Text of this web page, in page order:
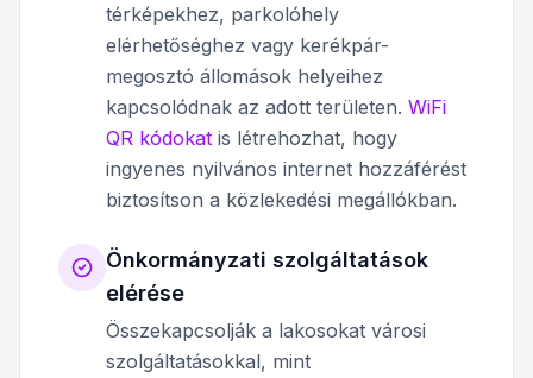
térképekhez, parkolóhely
elérhetőséghez vagy kerékpár-
megosztó állomások helyeihez
kapcsolódnak az adott területen. WiFi
QR kódokat is létrehozhat, hogy
ingyenes nyilvános internet hozzáférést
biztosítson a közlekedési megállókban.
Önkormányzati szolgáltatások
elérése
Összekapcsolják a lakosokat városi
szolgáltatásokkal, mint